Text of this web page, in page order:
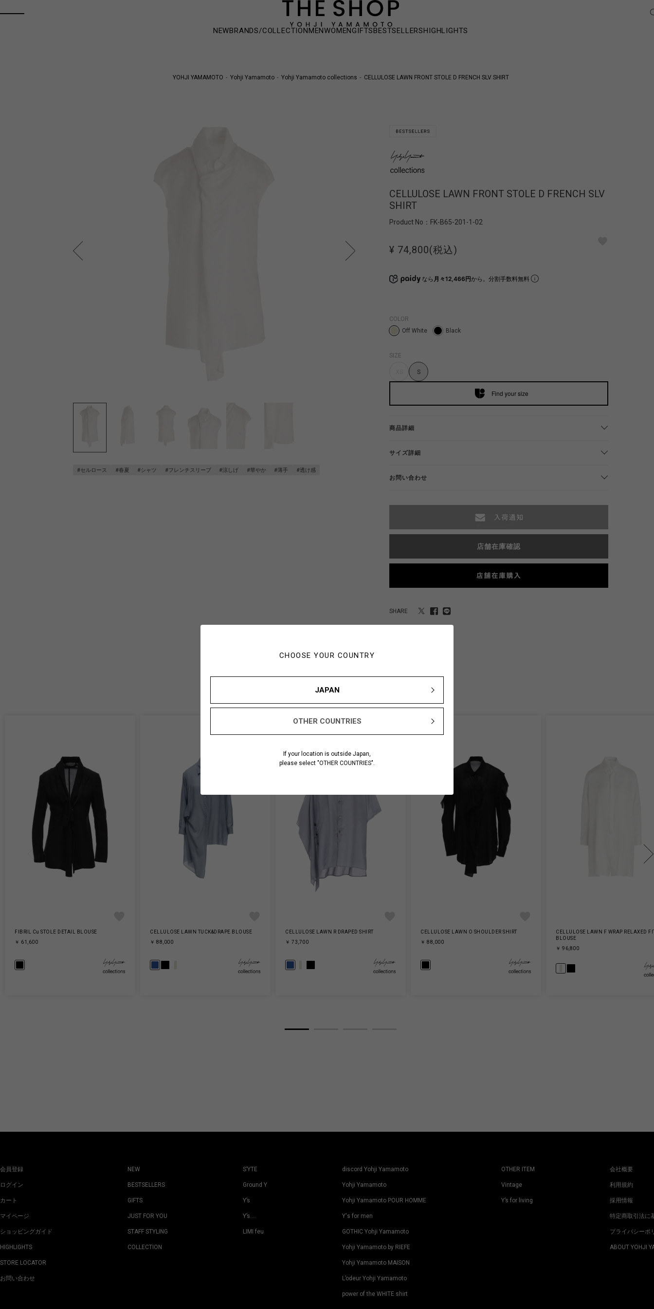
CHOOSE YOUR COUNTRY
JAPAN
OTHER COUNTRIES
If your location is outside Japan,
please select "OTHER COUNTRIES".
NEWBRANDS/COLLECTIONMENWOMENGIFTSBESTSELLERSHIGHLIGHTS
YOHJI YAMAMOTO Yohji Yamamoto Yohji Yamamoto collections CELLULOSE LAWN FRONT STOLE D FRENCH SLV SHIRT
#セルロース #春夏 #シャツ #フレンチスリーブ #涼しげ #華やか #薄手 #透け感
CELLULOSE LAWN FRONT STOLE D FRENCH SLV
SHIRT
Product No： FK-B65-201-1-02
¥ 74,800(税込)
なら 月々12,466円から。分割手数料無料
COLOR
Off White
Black
SIZE
S
Find your size
商品詳細
サイズ詳細
お問い合わせ
店舗在庫確認
SHARE
あなたにおすすめのアイテム
FIBRIL Cu STOLE DETAIL BLOUSE
￥ 61,600
CELLULOSE LAWN TUCK&DRAPE BLOUSE
￥ 88,000
CELLULOSE LAWN R DRAPED SHIRT
￥ 73,700
CELLULOSE LAWN O SHOULDER SHIRT
￥ 88,000
CELLULOSE LAWN F WRAP RELAXED
BLOUSE
￥ 96,800
会員登録
ログイン
カート
マイページ
ショッピングガイド
HIGHLIGHTS
STORE LOCATOR
お問い合わせ
NEW
BESTSELLERS
GIFTS
JUST FOR YOU
STAFF STYLING
COLLECTION
S’YTE
Ground Y
Y’s
Y’s….
LIMI feu
discord Yohji Yamamoto
Yohji Yamamoto
Yohji Yamamoto POUR HOMME
Y's for men
GOTHIC Yohji Yamamoto
Yohji Yamamoto by RIEFE
Yohji Yamamoto MAISON
L’odeur Yohji Yamamoto
power of the WHITE shirt
OTHER ITEM
Vintage
Y’s for living
会社概要
利用規約
採用情報
特定商取引法に
プライバシーポ
ABOUT YOHJI